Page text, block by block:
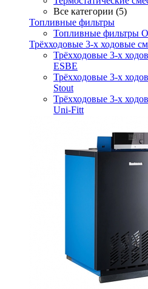
Все категории (5)
Топливные фильтры
Топливные фильтры
Трёхходовые 3-х ходовые
Трёхходовые 3-х
ESBE
Трёхходовые 3-х
Stout
Трёхходовые 3-х
Uni-Fitt